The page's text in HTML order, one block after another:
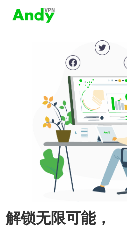
解锁无限可能，